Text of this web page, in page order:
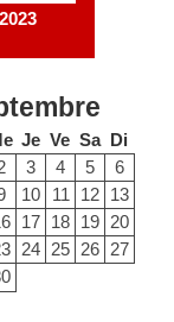
Je Ve Sa Di
3 4 5
6
10 11 12 13
17 18 19 20
24 25 26 27